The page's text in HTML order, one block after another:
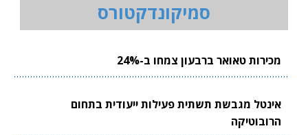
סמיקונדקטורס
מכירות טאואר ברבעון צמחו ב-24%
אינטל מגבשת תשתית פעילות ייעודית בתחום
הרובוטיקה